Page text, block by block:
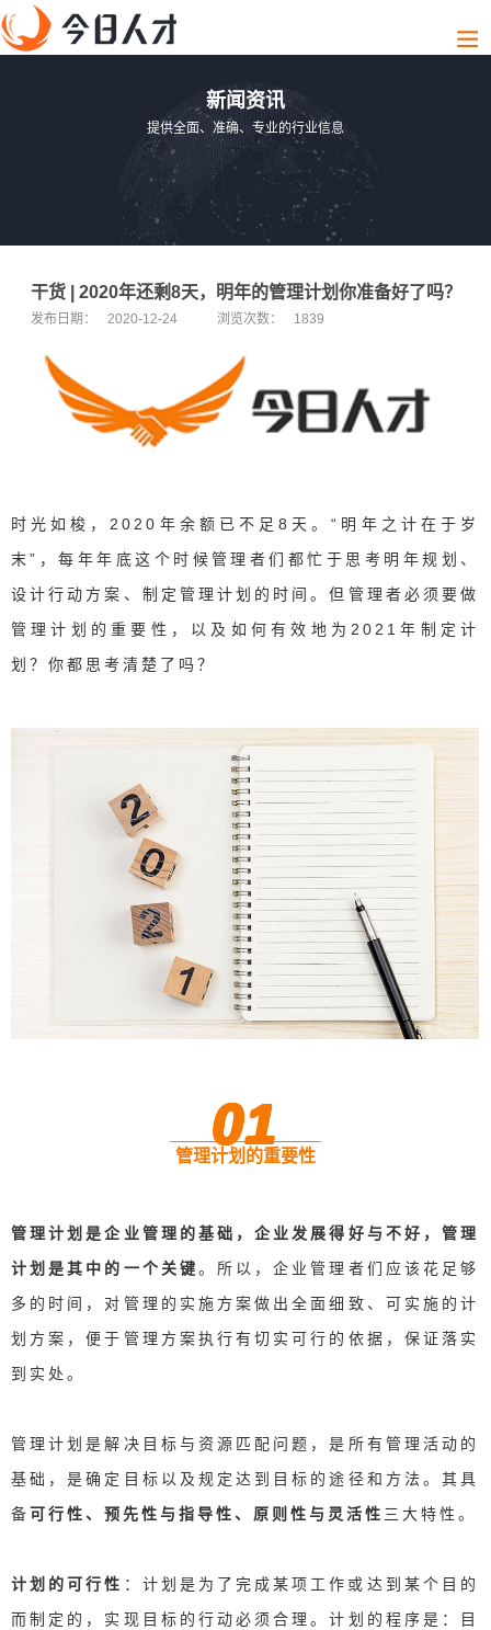
新闻资讯
提供全面、准确、专业的行业信息
干货 | 2020年还剩8天，明年的管理计划你准备好了吗？
发布日期： 2020-12-24 浏览次数： 1839
时光如梭，2020年余额已不足8天。“明年之计在于岁
末”，每年年底这个时候管理者们都忙于思考明年规划、
设计行动方案、制定管理计划的时间。但管理者必须要做
管理计划的重要性，以及如何有效地为2021年制定计
划？你都思考清楚了吗？
01
管理计划的重要性
管理计划是企业管理的基础 ，企业发展得好与不好，管理
计划是其中的一个关键。所以，企业管理者们应该花足够
多的时间，对管理的实施方案做出全面细致、可实施的计
划方案，便于管理方案执行有切实可行的依据，保证落实
到实处。
管理计划是解决目标与资源匹配问题，是所有管理活动的
基础，是确定目标以及规定达到目标的途径和方法。其具
备可行性、预先性与指导性、原则性与灵活性 三大特性。
计划的可行性 ：计划是为了完成某项工作或达到某个目的
而制定的，实现目标的行动必须合理。计划的程序是：目